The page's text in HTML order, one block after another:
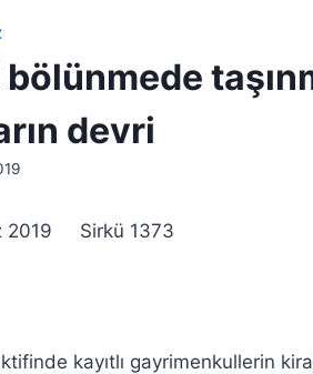
bölünmede
devri
2019 Sirkü 1373
kayıtlı gayrimenkullerin